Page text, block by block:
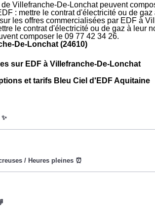
de Villefranche-De-Lonchat peuvent
: mettre le contrat d'électricité ou de
les offres commercialisées par EDF à
le contrat d'électricité ou de gaz à leur
composer le 09 77 42 34 26.
De-Lonchat (24610)
sur EDF à Villefranche-De-Lonchat
et tarifs Bleu Ciel d'EDF Aquitaine